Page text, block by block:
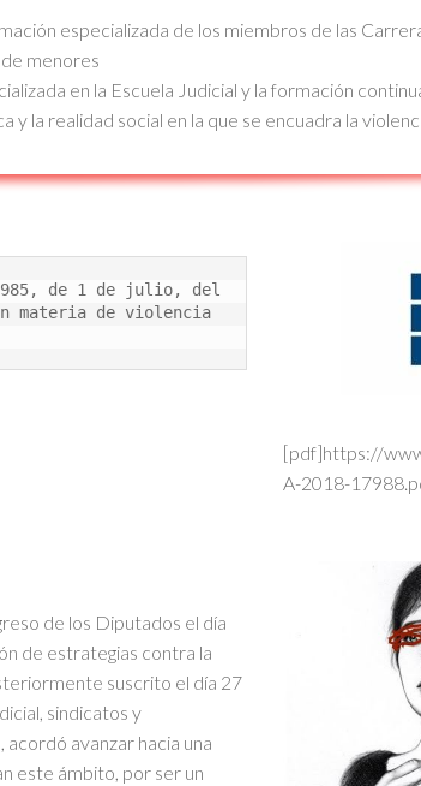
especializada de los miembros de las
menores
en la Escuela Judicial y la formación
la realidad social en la que se encuadra la
de 1 de julio, del
materia de violencia
de los Diputados el día
de estrategias contra la
suscrito el día 27
sindicatos y
avanzar hacia una
este ámbito, por ser un
[pdf]https://
A-2018-